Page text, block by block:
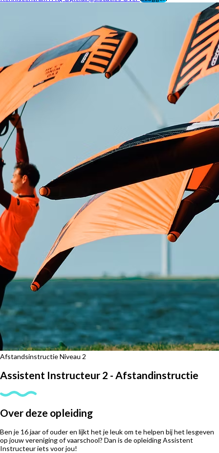
AfstandsinstructieNiveau 2
Assistent Instructeur 2 - Afstandinstructie
Over deze opleiding
Ben je 16 jaar of ouder en lijkt het je leuk om te helpen bij het lesgeven
op jouw vereniging of vaarschool? Dan is de opleiding Assistent
Instructeur iets voor jou!